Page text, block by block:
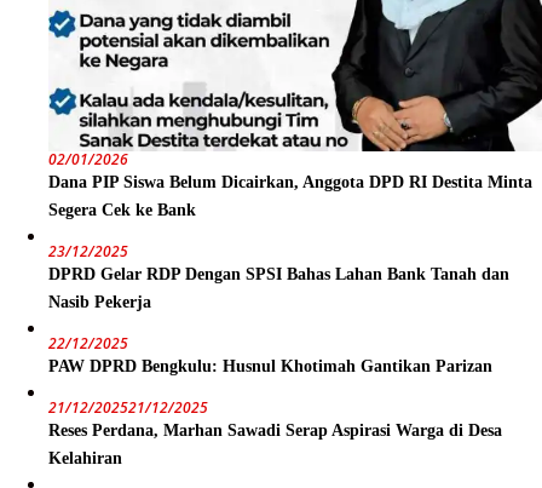
02/01/2026
Dana PIP Siswa Belum Dicairkan, Anggota DPD RI Destita Minta
Segera Cek ke Bank
23/12/2025
DPRD Gelar RDP Dengan SPSI Bahas Lahan Bank Tanah dan
Nasib Pekerja
22/12/2025
PAW DPRD Bengkulu: Husnul Khotimah Gantikan Parizan
21/12/202521/12/2025
Reses Perdana, Marhan Sawadi Serap Aspirasi Warga di Desa
Kelahiran